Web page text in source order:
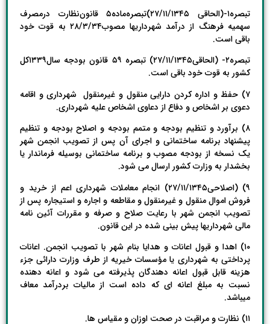
تبصره۱-(الحاقی ۲۷/۱۱/۱۳۴۵)تبصره‌ماده۵ قانون‌نظارت ‌درمصرف
سهمیه فرهنگ از درآمد شهرداریها مصوب۲۸/۳/۳۴ به قوت خود
باقی است.
تبصره۲- (الحاقی۲۷/۱۱/۱۳۴۵) تبصره ۵۹ قانون بودجه سال۱۳۳۹کل
کشور به قوت خود باقی است.
۷) حفظ و اداره کردن دارایی منقول و غیرمنقول شهرداری و اقامه
دعوی بر اشخاص و دفاع از دعاوی اشخاص علیه شهرداری.
۸) برآورد و تنظیم بودجه و متمم بودجه و اصلاح بودجه و تنظیم
پیشنهاد برنامه ساختمانی و اجرای آن پس از تصویب انجمن شهر
یک نسخه از بودجه مصوب و برنامه ساختمانی بوسیله فرماندار یا
بخشدار به وزارت کشور ارسال می شود.
۹) (اصلاحی۲۷/۱۱/۱۳۴۵) انجام معاملات شهرداری اعم از خرید و
فروش اموال منقول و غیرمنقول و مقاطعه و اجاره و استیجاره پس از
تصویب انجمن شهر با رعایت صلاح و صرفه و مقررات آئین نامه
مالی شهرداریها پیش بینی شده در این قانون.
۱۰) اهدا و قبول اعانات و هدایا بنام شهر با تصویب انجمن. اعانات
پرداختی به شهرداری یا مؤسسات خیریه از طرف وزارت دارائی جزء
هزینه قابل قبول اعانه دهندگان پذیرفته می شود و اعانه دهنده
نسبت به مبلغ اعانه ای که داده است از مالیات بردرآمد معاف
میباشد.
۱۱) نظارت و مراقبت در صحت اوزان و مقیاس ها.